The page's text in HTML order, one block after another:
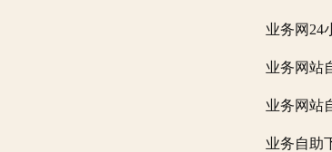
业务网24
业务网站
业务网站
业务自助